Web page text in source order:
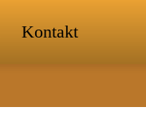
Kontakt